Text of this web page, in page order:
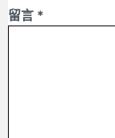
留言 *